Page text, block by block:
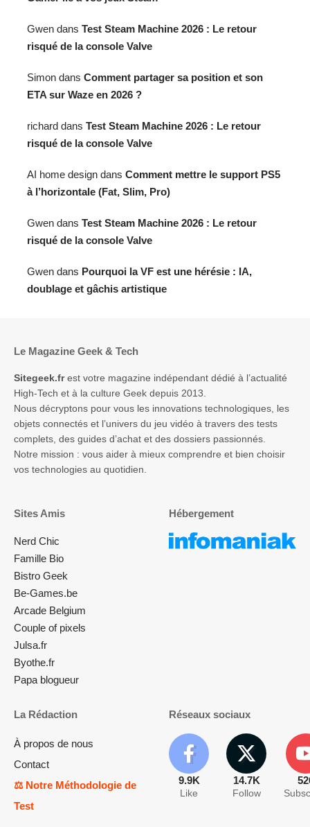
Gwen dans Test Steam Machine 2026 : Le retour
risqué de la console Valve
Simon dans Comment partager sa position et son
ETA sur Waze en 2026 ?
richard dans Test Steam Machine 2026 : Le retour
risqué de la console Valve
AI home design dans Comment mettre le support PS5
à l’horizontale (Fat, Slim, Pro)
Gwen dans Test Steam Machine 2026 : Le retour
risqué de la console Valve
Gwen dans Pourquoi la VF est une hérésie : IA,
doublage et gâchis artistique
Le Magazine Geek & Tech
Sitegeek.frest votre magazine indépendant dédié à l’actualité
High-Tech et à la culture Geek depuis 2013.
Nous décryptons pour vous les innovations technologiques, les
objets connectés et l’univers du jeu vidéo à travers des tests
complets, des guides d’achat et des dossiers passionnés.
Notre mission : vous aider à mieux comprendre et bien choisir
vos technologies au quotidien.
Sites Amis
Nerd Chic
Famille Bio
Bistro Geek
Be-Games.be
Arcade Belgium
Couple of pixels
Julsa.fr
Byothe.fr
Papa blogueur
Hébergement
La Rédaction
À propos de nous
Contact
⚖️ Notre Méthodologie de
Test
Réseaux sociaux
9.9K
Like
14.7K
Follow